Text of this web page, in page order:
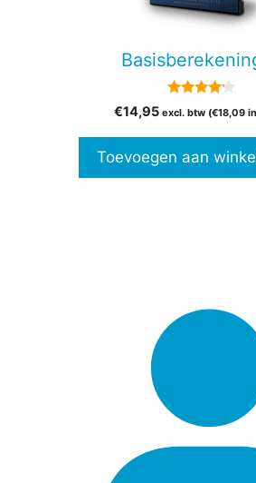
van 5
€14,95 excl. btw (€18,09
Toevoegen aan